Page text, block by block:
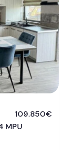
109.850€
MPU